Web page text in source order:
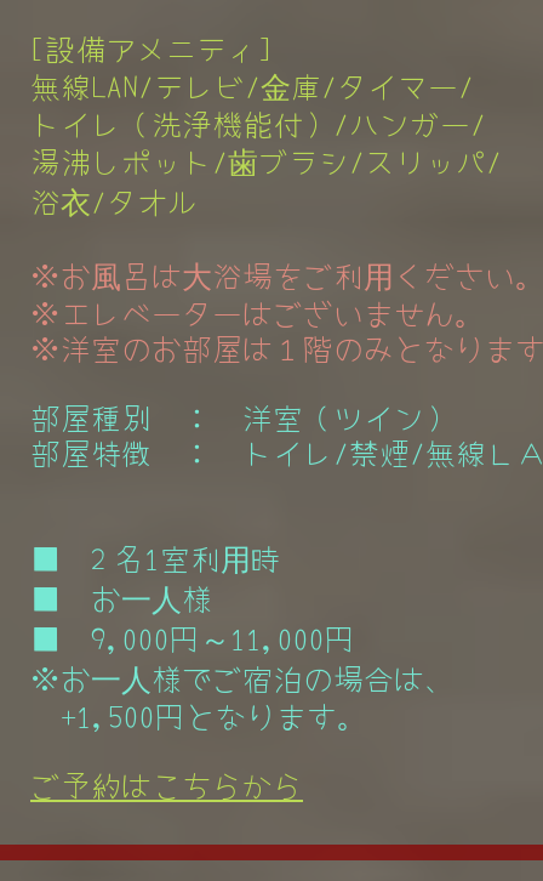
[設備アメニティ]
無線LAN/テレビ/金庫/タイマー/
トイレ（洗浄機能付）
/ハンガー/
湯沸しポット/歯ブラシ/スリッパ/
浴衣/タオル
※お風呂は大浴場をご利用ください
※エレベーターはございません。
※洋室のお部屋は１階のみとなりま
部屋種別 ： 洋室（ツイン）
部屋特徴 ： トイレ/禁煙/無線Ｌ
■ 2 名1室利用時
■ お一人様
■ 9,000円～11,000円
※お一人様でご宿泊の場合は、
+1,500円となります。
ご予約はこちらから